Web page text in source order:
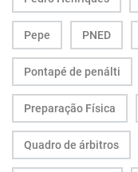
Pepe PNED
Pontapé de penálti
Preparação Física
Quadro de árbitros